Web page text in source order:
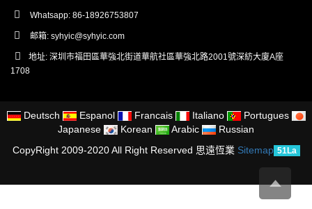
Whatsapp: 86-18926753807
邮箱: syhyic@syhyic.com
地址: 深圳市福田區華強北街道華航社區華強北路2001號深紡大廈A座
1708
Deutsch Espanol Francais Italiano
Portugues
Japanese
Korean Arabic
Russian
CopyRight 2009-2020 All Right Reserved 思遠恆業 Sitemap 51La